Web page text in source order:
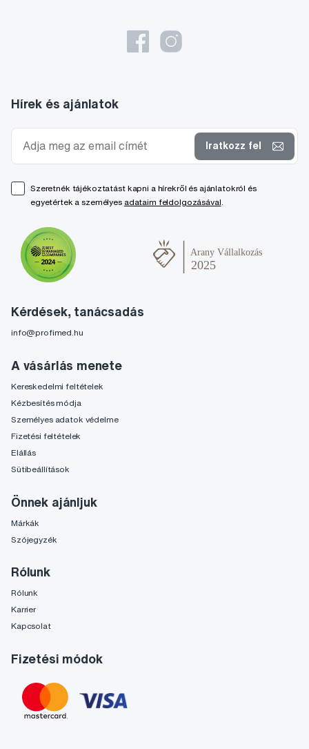
Kérdések, tanácsadás
info@profimed.hu
A vásárlás menete
Kereskedelmi feltételek
Kézbesítés módja
Személyes adatok védelme
Fizetési feltételek
Elállás
Sütibeállítások
Önnek ajánljuk
Márkák
Szójegyzék
Rólunk
Rólunk
Karrier
Kapcsolat
Fizetési módok
Hírek és ajánlatok
Iratkozz fel
Szeretnék tájékoztatást kapni a hírekről és ajánlatokról és
egyetértek a személyes adataim feldolgozásával